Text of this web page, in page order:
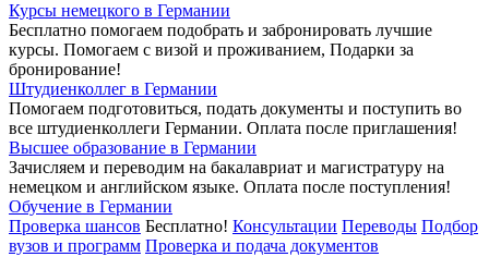
Курсы немецкого в Германии
Бесплатно помогаем подобрать и забронировать лучшие
курсы. Помогаем с визой и проживанием, Подарки за
бронирование!
Штудиенколлег в Германии
Помогаем подготовиться, подать документы и поступить во
все штудиенколлеги Германии. Оплата после приглашения!
Высшее образование в Германии
Зачисляем и переводим на бакалавриат и магистратуру на
немецком и английском языке. Оплата после поступления!
Обучение в Германии
Проверка шансов Бесплатно! Консультации Переводы Подбор
вузов и программ Проверка и подача документов